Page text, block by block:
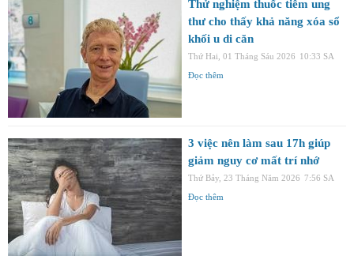
Thử nghiệm thuốc tiêm ung
thư cho thấy khả năng xóa sổ
khối u di căn
Thứ Hai, 01 Tháng Sáu 2026 10:33 SA
Đọc thêm
3 việc nên làm sau 17h giúp
giảm nguy cơ mất trí nhớ
Thứ Bảy, 23 Tháng Năm 2026 7:56 SA
Đọc thêm